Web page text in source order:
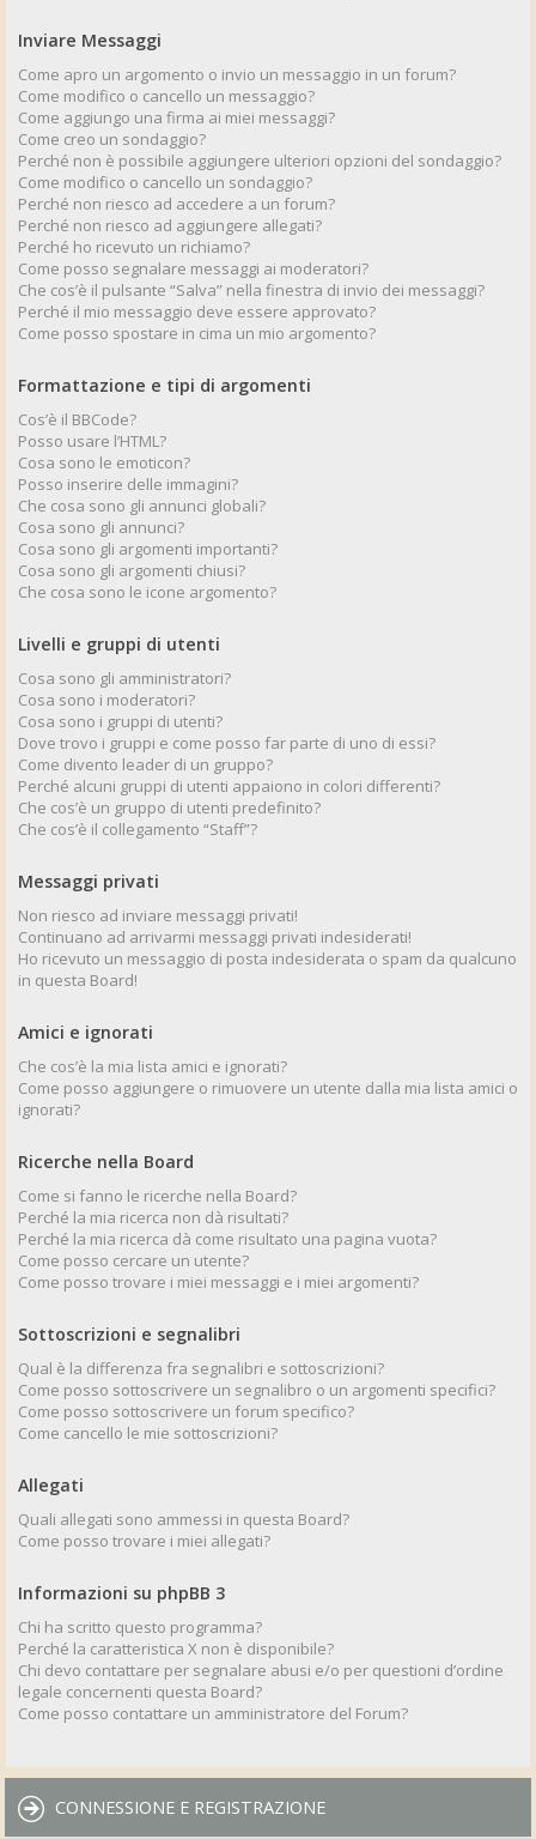
Inviare Messaggi
Come apro un argomento o invio un messaggio in un forum?
Come modifico o cancello un messaggio?
Come aggiungo una firma ai miei messaggi?
Come creo un sondaggio?
Perché non è possibile aggiungere ulteriori opzioni del sondaggio?
Come modifico o cancello un sondaggio?
Perché non riesco ad accedere a un forum?
Perché non riesco ad aggiungere allegati?
Perché ho ricevuto un richiamo?
Come posso segnalare messaggi ai moderatori?
Che cos’è il pulsante “Salva” nella finestra di invio dei messaggi?
Perché il mio messaggio deve essere approvato?
Come posso spostare in cima un mio argomento?
Formattazione e tipi di argomenti
Cos’è il BBCode?
Posso usare l’HTML?
Cosa sono le emoticon?
Posso inserire delle immagini?
Che cosa sono gli annunci globali?
Cosa sono gli annunci?
Cosa sono gli argomenti importanti?
Cosa sono gli argomenti chiusi?
Che cosa sono le icone argomento?
Livelli e gruppi di utenti
Cosa sono gli amministratori?
Cosa sono i moderatori?
Cosa sono i gruppi di utenti?
Dove trovo i gruppi e come posso far parte di uno di essi?
Come divento leader di un gruppo?
Perché alcuni gruppi di utenti appaiono in colori differenti?
Che cos’è un gruppo di utenti predefinito?
Che cos’è il collegamento “Staff”?
Messaggi privati
Non riesco ad inviare messaggi privati!
Continuano ad arrivarmi messaggi privati indesiderati!
Ho ricevuto un messaggio di posta indesiderata o spam da qualcuno
in questa Board!
Amici e ignorati
Che cos’è la mia lista amici e ignorati?
Come posso aggiungere o rimuovere un utente dalla mia lista amici o
ignorati?
Ricerche nella Board
Come si fanno le ricerche nella Board?
Perché la mia ricerca non dà risultati?
Perché la mia ricerca dà come risultato una pagina vuota?
Come posso cercare un utente?
Come posso trovare i miei messaggi e i miei argomenti?
Sottoscrizioni e segnalibri
Qual è la differenza fra segnalibri e sottoscrizioni?
Come posso sottoscrivere un segnalibro o un argomenti specifici?
Come posso sottoscrivere un forum specifico?
Come cancello le mie sottoscrizioni?
Allegati
Quali allegati sono ammessi in questa Board?
Come posso trovare i miei allegati?
Informazioni su phpBB 3
Chi ha scritto questo programma?
Perché la caratteristica X non è disponibile?
Chi devo contattare per segnalare abusi e/o per questioni d’ordine
legale concernenti questa Board?
Come posso contattare un amministratore del Forum?
CONNESSIONE E REGISTRAZIONE